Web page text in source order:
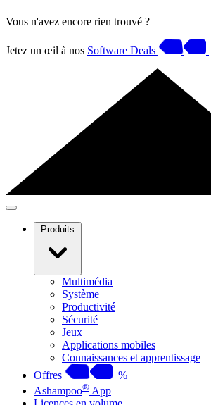
Vous n'avez encore rien trouvé ?
Jetez un œil à nos Software Deals
Produits
Multimédia
Système
Productivité
Sécurité
Jeux
Applications mobiles
Connaissances et apprentissage
Offres
%
Ashampoo® App